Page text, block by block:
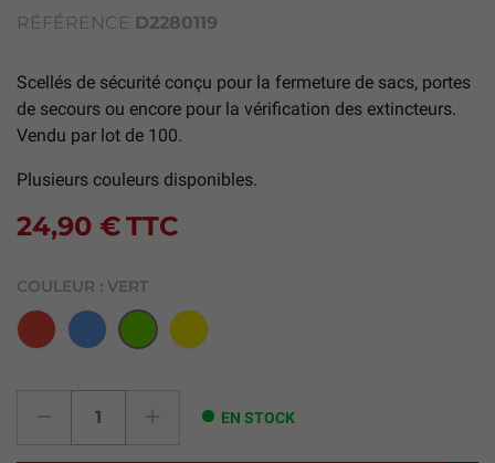
RÉFÉRENCE D2280119
Scellés de sécurité conçu pour la fermeture de sacs, portes
de secours ou encore pour la vérification des extincteurs.
Vendu par lot de 100.
Plusieurs couleurs disponibles.
24,90 €TTC
COULEUR : VERT
Rouge Bleu Vert Jaune
EN STOCK